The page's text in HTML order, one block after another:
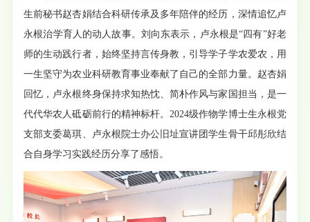
生前秘书赵杏娟结合科研传承及多年陪伴的经历，深情追忆卢
永根治学育人的动人故事。刘向东表示，卢永根是“四有”好老
师的生动践行者，始终坚持言传身教，引导学子学农爱农，用
一生坚守为农业科研教育事业奉献了自己的全部力量。赵杏娟
回忆，卢永根终身保持求知热忱、简朴作风与家国担当，是一
代代华农人砥砺前行的精神标杆。 2024级作物学博士生永根党
支部支委葛琪、卢永根院士办公旧址宣讲团学生骨干邱彤欣结
合自身学习实践经历分享了感悟。